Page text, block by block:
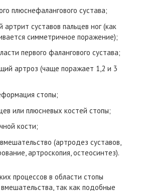
плюснефалангового сустава;
суставов пальцев ног (как
симметричное поражение);
первого фалангового сустава;
артроз (чаще поражает 1,2 и 3
стопы;
или плюсневых костей стопы;
кости;
(артродез суставов,
артроскопия, остеосинтез).
процессов в области стопы
так как подобные